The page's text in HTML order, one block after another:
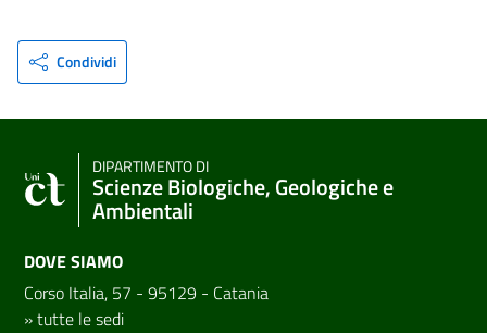
Condividi
DIPARTIMENTO DI
Scienze Biologiche, Geologiche e
Ambientali
DOVE SIAMO
Corso Italia, 57 - 95129 - Catania
»tutte le sedi